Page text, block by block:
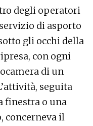
degli operatori
di asporto
gli occhi della
con ogni
di un
seguita
finestra o una
concerneva il